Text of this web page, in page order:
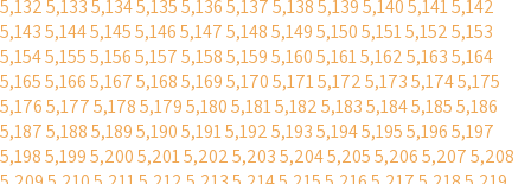
5,1325,1335,1345,1355,1365,1375,1385,1395,1405,1415,142
5,1435,1445,1455,1465,1475,1485,1495,1505,1515,1525,153
5,1545,1555,1565,1575,1585,1595,1605,1615,1625,1635,164
5,1655,1665,1675,1685,1695,1705,1715,1725,1735,1745,175
5,1765,1775,1785,1795,1805,1815,1825,1835,1845,1855,186
5,1875,1885,1895,1905,1915,1925,1935,1945,1955,1965,197
5,1985,1995,2005,2015,2025,2035,2045,2055,2065,2075,208